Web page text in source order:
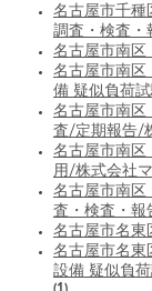
名古屋市千
調査・検査
名古屋市南
名古屋市南
備 疑似負荷
名古屋市南
査/定期報告/
名古屋市南
用/株式会社
名古屋市南
査・検査・
名古屋市名
名古屋市名
設備 疑似負